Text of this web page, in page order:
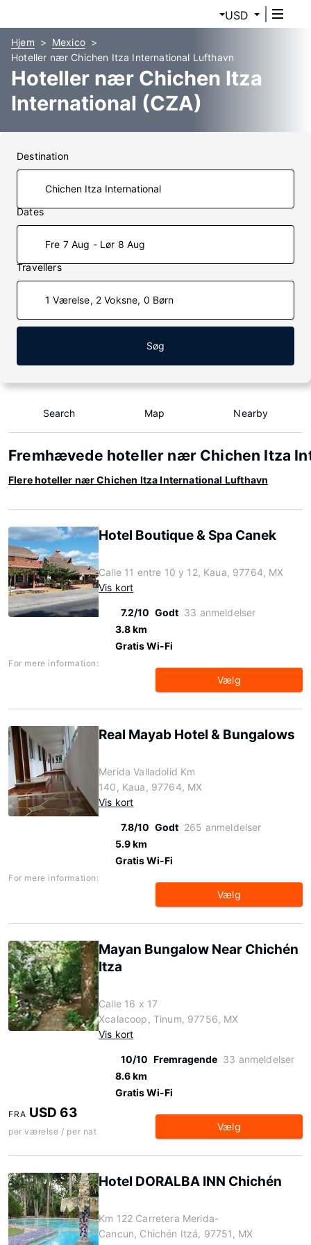
USD
Hjem
Mexico
Hoteller nær Chichen Itza International Lufthavn
Hoteller nær Chichen Itza
International (CZA)
Destination
Dates
Fre 7 Aug - Lør 8 Aug
Travellers
1 Værelse, 2 Voksne, 0 Børn
Søg
Search Map Nearby
Fremhævede hoteller nær Chichen Itza
Flere hoteller nær Chichen Itza International Lufthavn
Hotel Boutique & Spa Canek
Calle 11 entre 10 y 12, Kaua, 97764, MX
Vis kort
7.2/10 Godt 33 anmeldelser
3.8 km
Gratis Wi-Fi
For mere information:
Vælg
Real Mayab Hotel & Bungalows
Merida Valladolid Km
140, Kaua, 97764, MX
Vis kort
7.8/10 Godt 265 anmeldelser
5.9 km
Gratis Wi-Fi
For mere information:
Vælg
Mayan Bungalow Near Chichén
Itza
Calle 16 x 17
Xcalacoop, Tinum, 97756, MX
Vis kort
10/10 Fremragende 33 anmeldelser
8.6 km
Gratis Wi-Fi
FRA USD 63
per værelse / per nat Vælg
Hotel DORALBA INN Chichén
Km 122 Carretera Merida-
Cancun, Chichén Itzá, 97751, MX